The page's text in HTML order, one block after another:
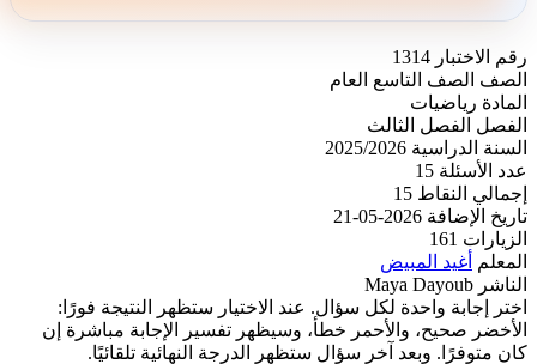
رقم الاختبار 1314
الصف
الصف التاسع العام
المادة رياضيات
الفصل
الفصل الثالث
السنة الدراسية 2025/2026
عدد الأسئلة 15
إجمالي النقاط 15
تاريخ الإضافة 2026-05-21
الزيارات
161
المعلم
أغيد المبيض
الناشر Maya Dayoub
اختر إجابة واحدة لكل سؤال. عند الاختيار ستظهر النتيجة فورًا:
الأخضر صحيح، والأحمر خطأ، وسيظهر تفسير الإجابة مباشرة إن
كان متوفرًا. وبعد آخر سؤال ستظهر الدرجة النهائية تلقائيًا.